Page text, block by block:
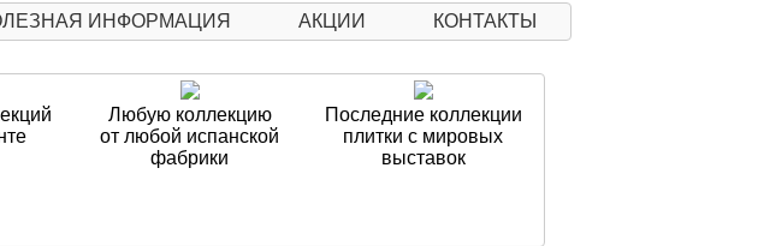
ИНФОРМАЦИЯ АКЦИИ КОНТАКТЫ
Любую коллекцию
от любой испанской
фабрики
Последние коллекции
плитки с мировых
выставок